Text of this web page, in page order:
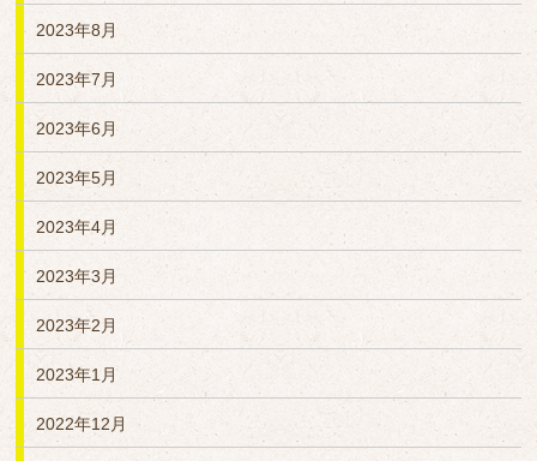
2023年8月
2023年7月
2023年6月
2023年5月
2023年4月
2023年3月
2023年2月
2023年1月
2022年12月